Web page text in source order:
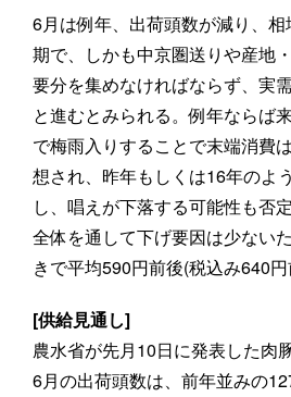
6月は例年、出荷頭数が減り、
期で、しかも中京圏送りや産地
要分を集めなければならず、実
と進むとみられる。例年ならば
で梅雨入りすることで末端消費
想され、昨年もしくは16年のよ
し、唱えが下落する可能性も否
全体を通して下げ要因は少ない
きで平均590円前後(税込み640円
[供給見通し]
農水省が先月10日に発表した肉
6月の出荷頭数は、前年並みの